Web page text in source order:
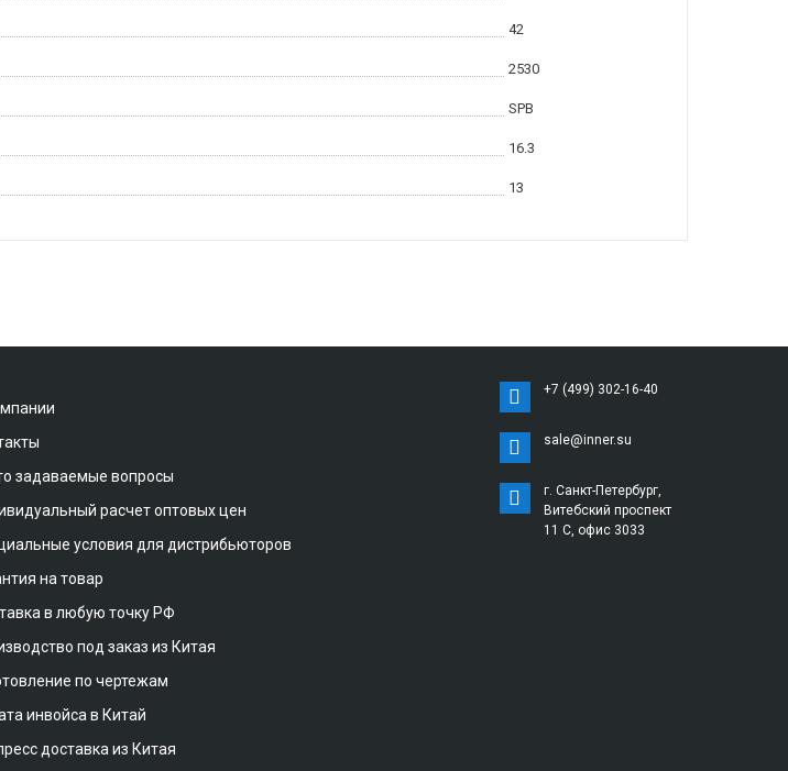
42
2530
SPB
16.3
13
задаваемые вопросы
расчет оптовых цен
условия для дистрибьюторов
на товар
в любую точку РФ
под заказ из Китая
по чертежам
инвойса в Китай
доставка из Китая
+7 (499) 302-16-40
sale@inner.su
г. Санкт-Петербург,
Витебский проспект
11 С, офис 3033